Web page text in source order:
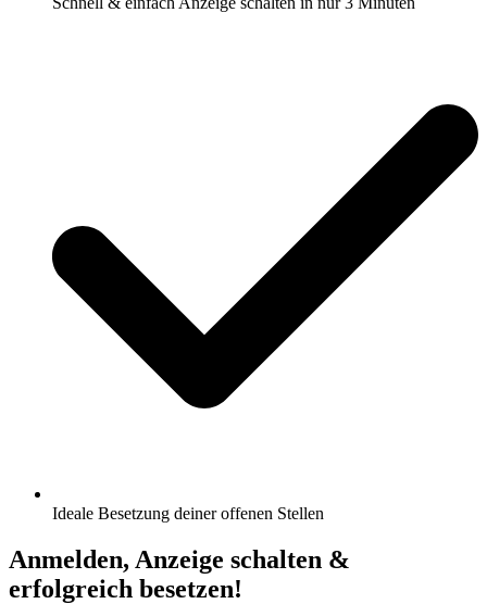
Ideale Besetzung deiner offenen Stellen
Anmelden, Anzeige schalten &
erfolgreich besetzen!